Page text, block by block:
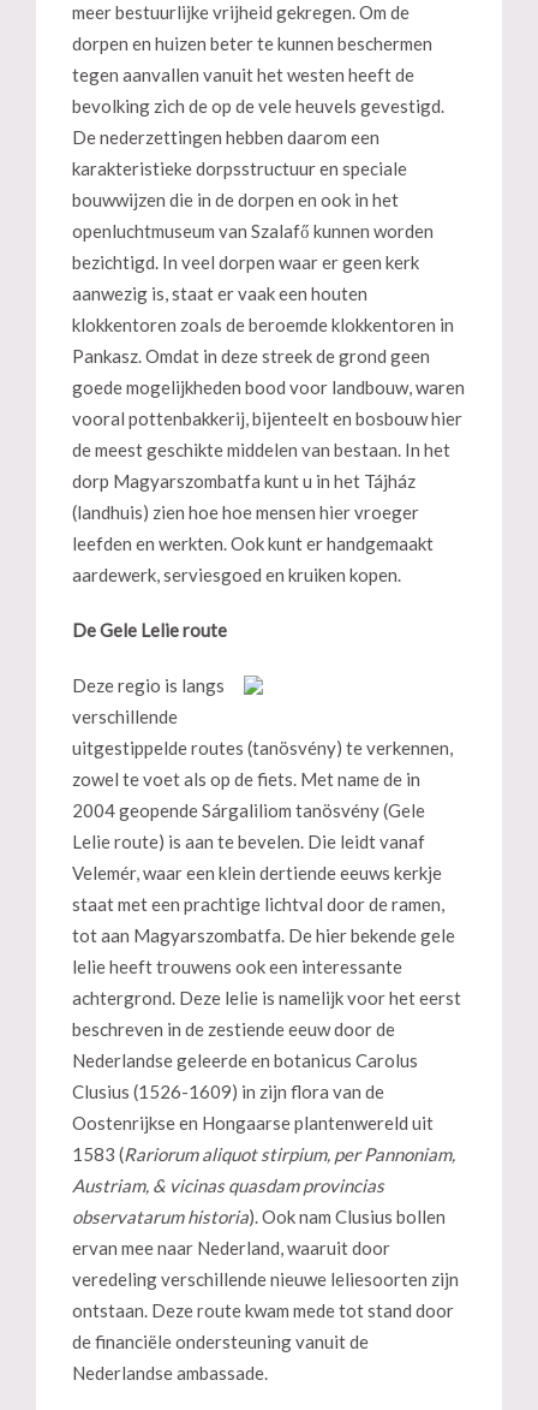
meer bestuurlijke vrijheid gekregen. Om de
dorpen en huizen beter te kunnen beschermen
tegen aanvallen vanuit het westen heeft de
bevolking zich de op de vele heuvels gevestigd.
De nederzettingen hebben daarom een
karakteristieke dorpsstructuur en speciale
bouwwijzen die in de dorpen en ook in het
openluchtmuseum van Szalafő kunnen worden
bezichtigd. In veel dorpen waar er geen kerk
aanwezig is, staat er vaak een houten
klokkentoren zoals de beroemde klokkentoren in
Pankasz. Omdat in deze streek de grond geen
goede mogelijkheden bood voor landbouw, waren
vooral pottenbakkerij, bijenteelt en bosbouw hier
de meest geschikte middelen van bestaan. In het
dorp Magyarszombatfa kunt u in het Tájház
(landhuis) zien hoe hoe mensen hier vroeger
leefden en werkten. Ook kunt er handgemaakt
aardewerk, serviesgoed en kruiken kopen.
De Gele Lelie route
Deze regio is langs
verschillende
uitgestippelde routes (tanösvény) te verkennen,
zowel te voet als op de fiets. Met name de in
2004 geopende Sárgaliliom tanösvény (Gele
Lelie route) is aan te bevelen. Die leidt vanaf
Velemér, waar een klein dertiende eeuws kerkje
staat met een prachtige lichtval door de ramen,
tot aan Magyarszombatfa. De hier bekende gele
lelie heeft trouwens ook een interessante
achtergrond. Deze lelie is namelijk voor het eerst
beschreven in de zestiende eeuw door de
Nederlandse geleerde en botanicus Carolus
Clusius (1526-1609) in zijn flora van de
Oostenrijkse en Hongaarse plantenwereld uit
1583 (Rariorum aliquot stirpium, per Pannoniam,
Austriam, & vicinas quasdam provincias
observatarum historia). Ook nam Clusius bollen
ervan mee naar Nederland, waaruit door
veredeling verschillende nieuwe leliesoorten zijn
ontstaan. Deze route kwam mede tot stand door
de financiële ondersteuning vanuit de
Nederlandse ambassade.